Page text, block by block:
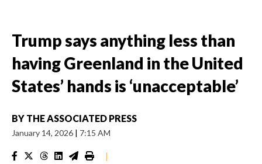
Trump says anything less than
having Greenland in the United
States’ hands is ‘unacceptable’
BY THE ASSOCIATED PRESS
January 14, 2026 | 7:15 AM
|